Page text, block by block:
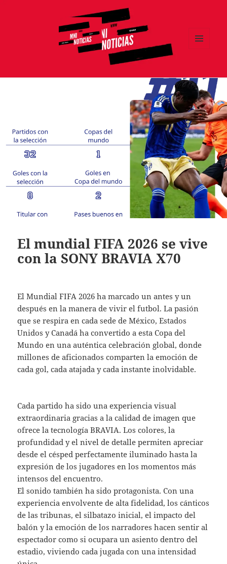
El mundial FIFA 2026 se vive
con la SONY BRAVIA X70
El Mundial FIFA 2026 ha marcado un antes y un
después en la manera de vivir el futbol. La pasión
que se respira en cada sede de México, Estados
Unidos y Canadá ha convertido a esta Copa del
Mundo en una auténtica celebración global, donde
millones de aficionados comparten la emoción de
cada gol, cada atajada y cada instante inolvidable.
Cada partido ha sido una experiencia visual
extraordinaria gracias a la calidad de imagen que
ofrece la tecnología BRAVIA. Los colores, la
profundidad y el nivel de detalle permiten apreciar
desde el césped perfectamente iluminado hasta la
expresión de los jugadores en los momentos más
intensos del encuentro.
El sonido también ha sido protagonista. Con una
experiencia envolvente de alta fidelidad, los cánticos
de las tribunas, el silbatazo inicial, el impacto del
balón y la emoción de los narradores hacen sentir al
espectador como si ocupara un asiento dentro del
estadio, viviendo cada jugada con una intensidad